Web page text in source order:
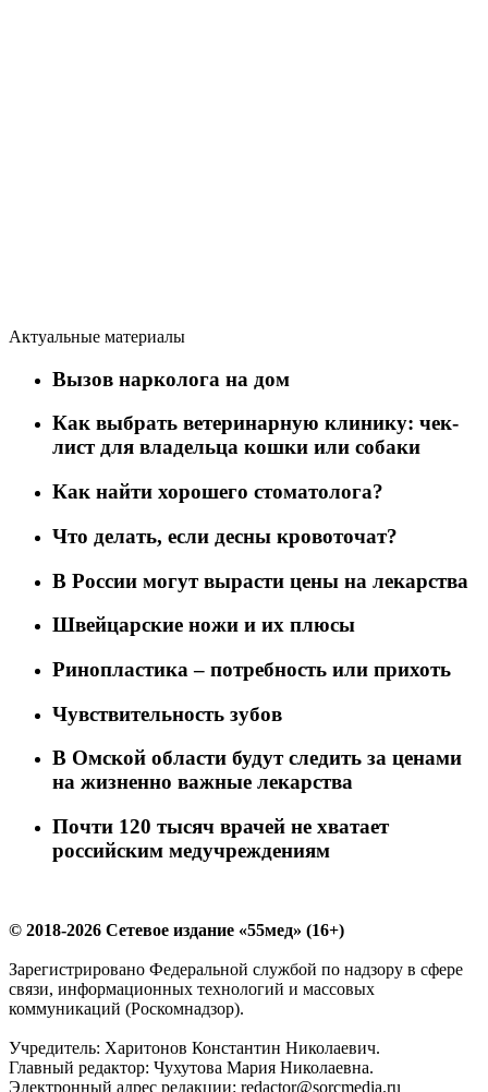
Актуальные материалы
Вызов нарколога на дом
Как выбрать ветеринарную клинику: чек-
лист для владельца кошки или собаки
Как найти хорошего стоматолога?
Что делать, если десны кровоточат?
В России могут вырасти цены на лекарства
Швейцарские ножи и их плюсы
Ринопластика – потребность или прихоть
Чувствительность зубов
В Омской области будут следить за ценами
на жизненно важные лекарства
Почти 120 тысяч врачей не хватает
российским медучреждениям
© 2018-2026 Сетевое издание «55мед» (16+)
Зарегистрировано Федеральной службой по надзору в сфере
связи, информационных технологий и массовых
коммуникаций (Роскомнадзор).
Учредитель: Харитонов Константин Николаевич.
Главный редактор: Чухутова Мария Николаевна.
Электронный адрес редакции: redactor@sorcmedia.ru